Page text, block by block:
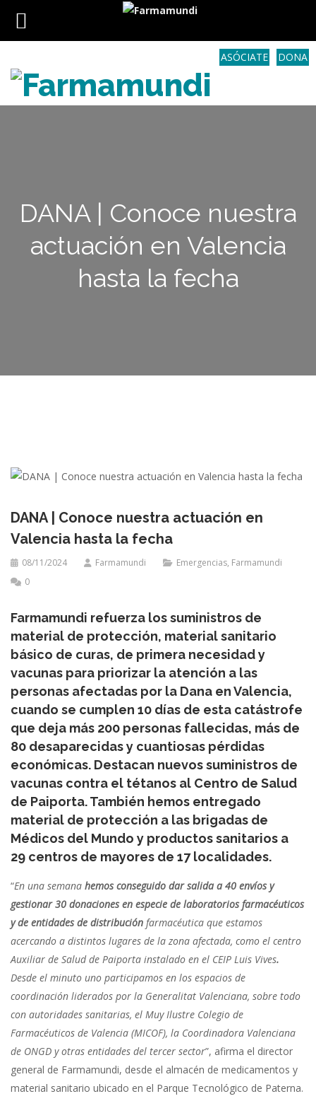
DONA
ASÓCIATE
DANA | Conoce nuestra
actuación en Valencia
hasta la fecha
DANA | Conoce nuestra actuación en
Valencia hasta la fecha
08/11/2024 Farmamundi Emergencias, Farmamundi
0
Farmamundi refuerza los suministros de
material de protección, material sanitario
básico de curas, de primera necesidad y
vacunas para priorizar la atención a las
personas afectadas por la Dana en Valencia,
cuando se cumplen 10 días de esta catástrofe
que deja más 200 personas fallecidas, más de
80 desaparecidas y cuantiosas pérdidas
económicas. Destacan nuevos suministros de
vacunas contra el tétanos al Centro de Salud
de Paiporta. También hemos entregado
material de protección a las brigadas de
Médicos del Mundo y productos sanitarios a
29 centros de mayores de 17 localidades.
“En una semana hemos conseguido dar salida a 40 envíos y
gestionar 30 donaciones en especie de laboratorios farmacéuticos
y de entidades de distribución farmacéutica que estamos
acercando a distintos lugares de la zona afectada, como el centro
Auxiliar de Salud de Paiporta instalado en el CEIP Luis Vives.
Desde el minuto uno participamos en los espacios de
coordinación liderados por la Generalitat Valenciana, sobre todo
con autoridades sanitarias, el Muy Ilustre Colegio de
Farmacéuticos de Valencia (MICOF), la Coordinadora Valenciana
de ONGD y otras entidades del tercer sector”, afirma el director
general de Farmamundi, desde el almacén de medicamentos y
material sanitario ubicado en el Parque Tecnológico de Paterna.